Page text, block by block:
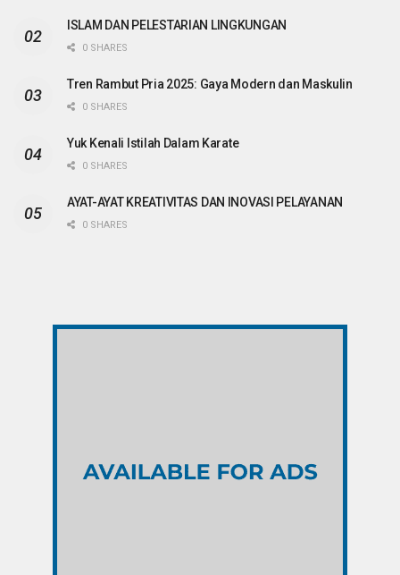
ISLAM DAN PELESTARIAN LINGKUNGAN
0 SHARES
Tren Rambut Pria 2025: Gaya Modern dan Maskulin
0 SHARES
Yuk Kenali Istilah Dalam Karate
0 SHARES
AYAT-AYAT KREATIVITAS DAN INOVASI PELAYANAN
0 SHARES